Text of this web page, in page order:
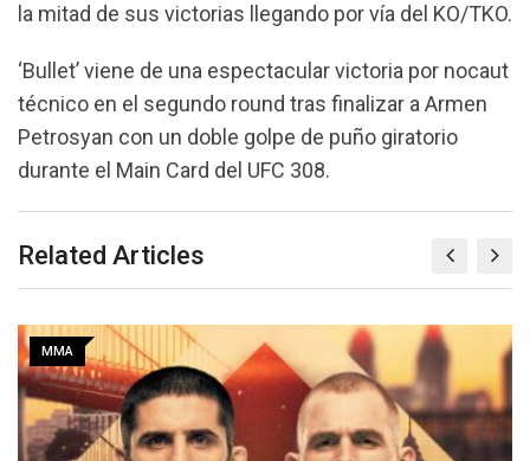
la mitad de sus victorias llegando por vía del KO/TKO.
‘Bullet’ viene de una espectacular victoria por nocaut
técnico en el segundo round tras finalizar a Armen
Petrosyan con un doble golpe de puño giratorio
durante el Main Card del UFC 308.
Related Articles
MMA